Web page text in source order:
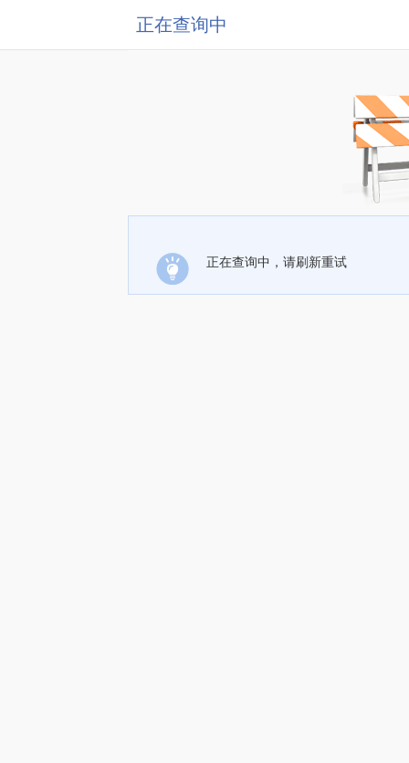
正在查询中
正在查询中，请刷新重试